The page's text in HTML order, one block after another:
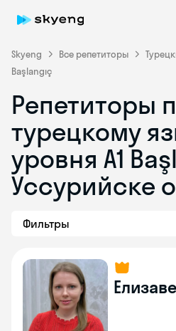
Skyeng Все репетиторы
Başlangıç
Репетиторы
турецкому
уровня A1
Уссурийске
Фильтры
Skyeng Chat
online